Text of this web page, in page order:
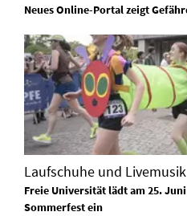
Neues Online-Portal zeigt
Laufschuhe und Livemusik
Freie Universität lädt am 25.
Sommerfest ein